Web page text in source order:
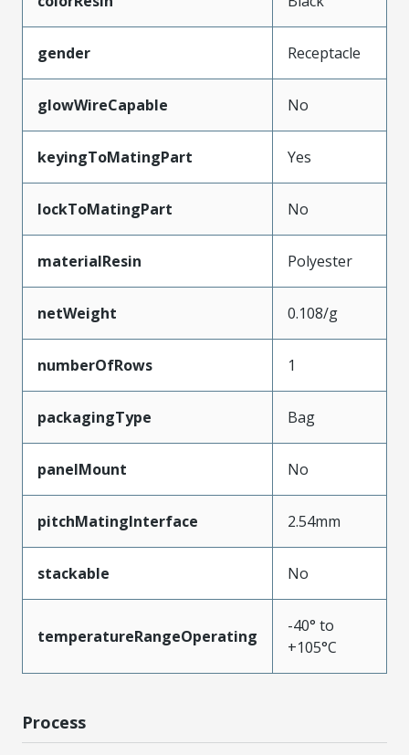
gender Receptacle
glowWireCapable No
keyingToMatingPart Yes
lockToMatingPart No
materialResin Polyester
netWeight 0.108/g
numberOfRows 1
packagingType Bag
panelMount No
pitchMatingInterface 2.54mm
stackable No
temperatureRangeOperating
-40° to
+105°C
Process